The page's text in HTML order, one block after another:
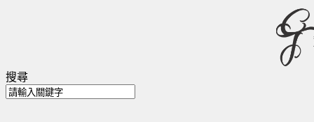
搜尋